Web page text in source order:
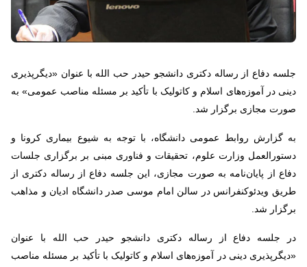
جلسه دفاع از رساله دکتری دانشجو حیدر حب الله با عنوان «دیگرپذیری
دینی در آموزه‌های اسلام و کاتولیک با تأکید بر مسئله مناصب عمومی» به
صورت مجازی برگزار شد.
به گزارش روابط عمومی دانشگاه، با توجه به شیوع بیماری کرونا و
دستورالعمل وزارت علوم، تحقیقات و فناوری مبنی بر برگزاری جلسات
دفاع از پایان‌نامه به صورت مجازی، این جلسه دفاع از رساله دکتری از
طریق ویدئوکنفرانس در سالن امام موسی صدر دانشگاه ادیان و مذاهب
برگزار شد.
در جلسه دفاع از رساله دکتری دانشجو حیدر حب الله با عنوان
«دیگرپذیری دینی در آموزه‌های اسلام و کاتولیک با تأکید بر مسئله مناصب